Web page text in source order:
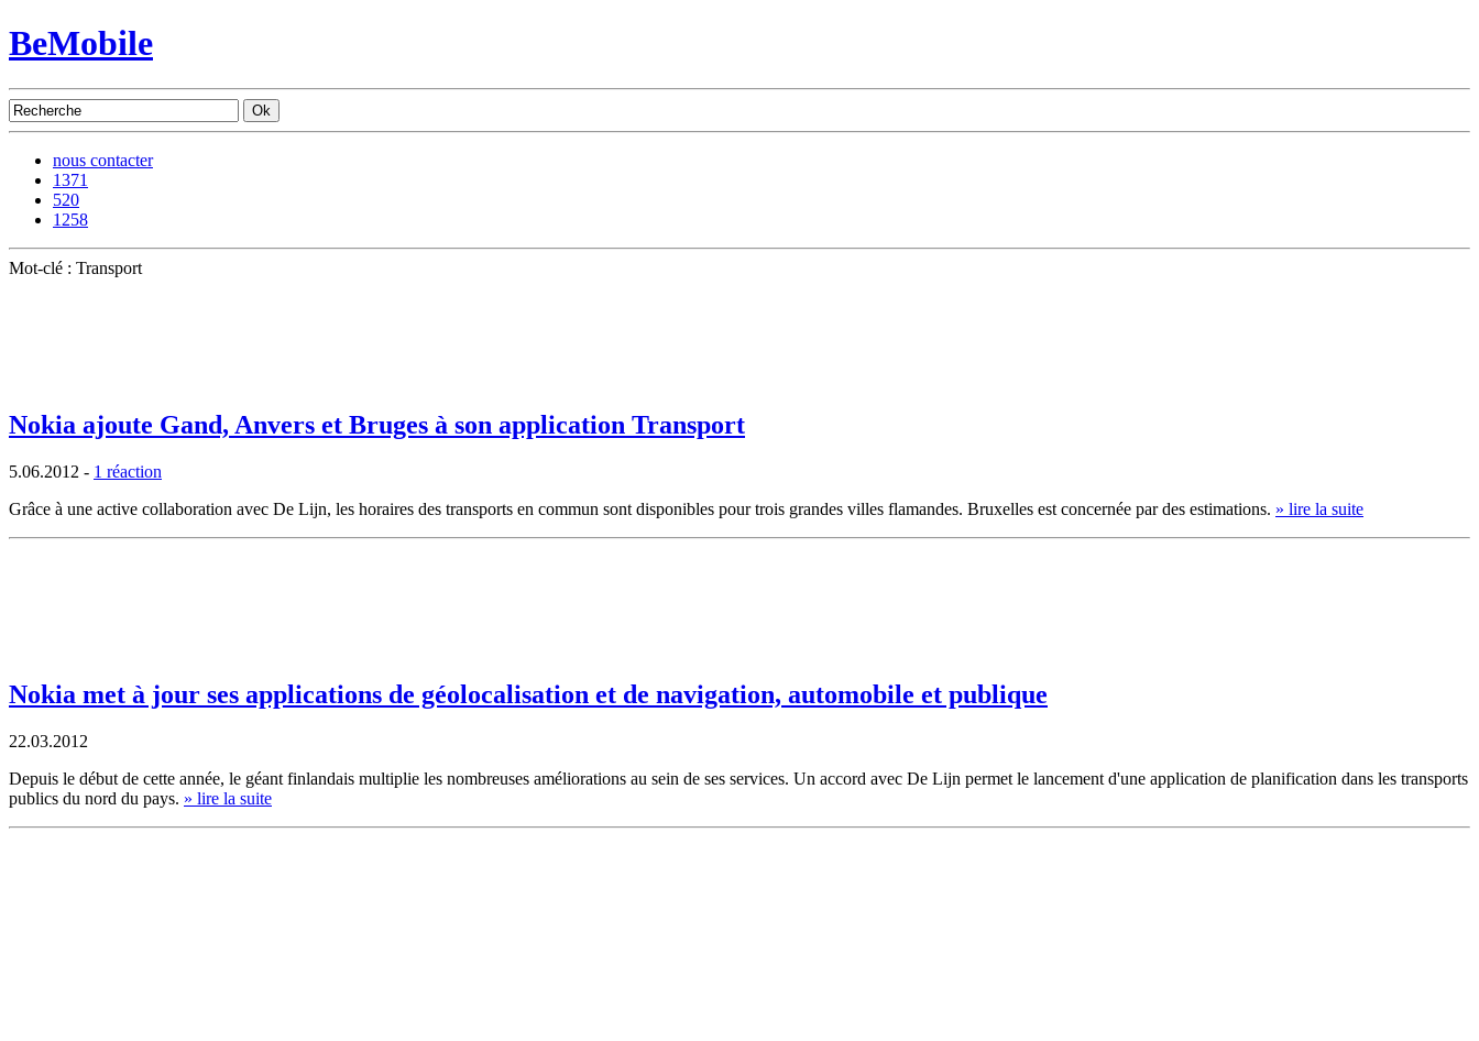
BeMobile
nous contacter
1371
520
1258
Mot-clé : Transport
Nokia ajoute Gand, Anvers et Bruges à son application Transport
5.06.2012 - 1 réaction
Grâce à une active collaboration avec De Lijn, les horaires des transports en commun sont disponibles pour trois grandes villes flamandes. Bruxelles est concernée par des estimations. » lire la suite
Nokia met à jour ses applications de géolocalisation et de navigation, automobile et publique
22.03.2012
Depuis le début de cette année, le géant finlandais multiplie les nombreuses améliorations au sein de ses services. Un accord avec De Lijn permet le lancement d'une application de planification dans les transports
publics du nord du pays. » lire la suite